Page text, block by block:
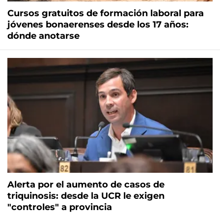
Cursos gratuitos de formación laboral para
jóvenes bonaerenses desde los 17 años:
dónde anotarse
Alerta por el aumento de casos de
triquinosis: desde la UCR le exigen
"controles" a provincia